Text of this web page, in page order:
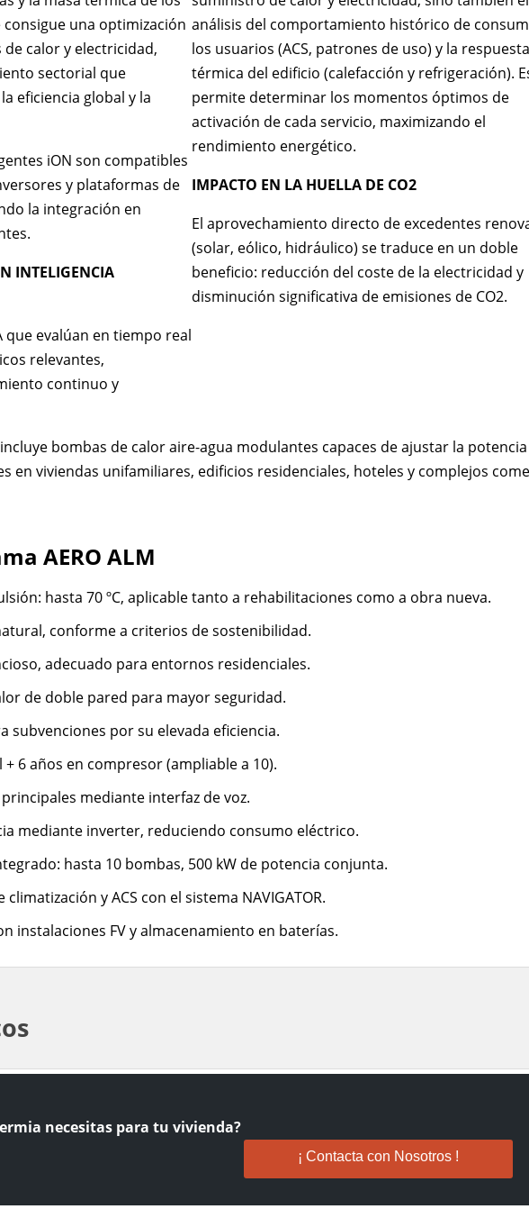
una optimización
calor y electricidad,
sectorial que
eficiencia global y la
iON son compatibles
y plataformas de
la integración en
INTELIGENCIA
que evalúan en tiempo real
relevantes,
continuo y
análisis del comportamiento histórico de
los usuarios (ACS, patrones de uso) y la respuesta
térmica del edificio (calefacción y refrigeración).
permite determinar los momentos óptimos de
activación de cada servicio, maximizando el
rendimiento energético.
IMPACTO EN LA HUELLA DE CO2
El aprovechamiento directo de excedentes
(solar, eólico, hidráulico) se traduce en un doble
beneficio: reducción del coste de la electricidad y
disminución significativa de emisiones de CO2.
incluye bombas de calor aire-agua modulantes capaces de ajustar la
en viviendas unifamiliares, edificios residenciales, hoteles y complejos
AERO ALM
hasta 70 ºC, aplicable tanto a rehabilitaciones como a obra nueva.
conforme a criterios de sostenibilidad.
adecuado para entornos residenciales.
de doble pared para mayor seguridad.
subvenciones por su elevada eficiencia.
6 años en compresor (ampliable a 10).
mediante interfaz de voz.
mediante inverter, reduciendo consumo eléctrico.
hasta 10 bombas, 500 kW de potencia conjunta.
y ACS con el sistema NAVIGATOR.
instalaciones FV y almacenamiento en baterías.
necesitas para tu vivienda?
¡ Contacta con Nosotros !